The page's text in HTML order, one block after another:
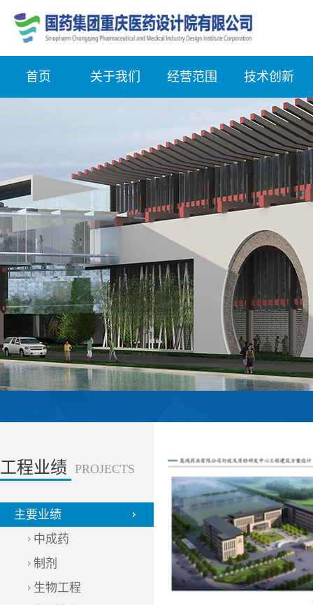
首页 关于我们 经营范围 技术创新
工程业绩 PROJECTS
主要业绩
中成药
制剂
生物工程